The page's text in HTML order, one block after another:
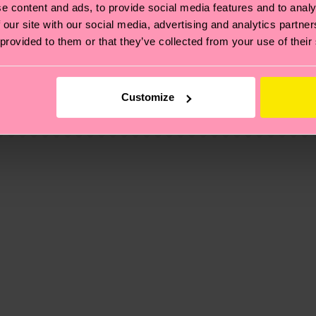
content and ads, to provide social media features and to
site with our social media, advertising and analytics
to them or that they’ve collected from your use of
Customize
et aux certifications : il s'agit aussi de mettre en
et BIEN PLUS ENCORE ! Pour plus d'informations,
la date d'expédition est de3 à 6 jours ouvrables
.